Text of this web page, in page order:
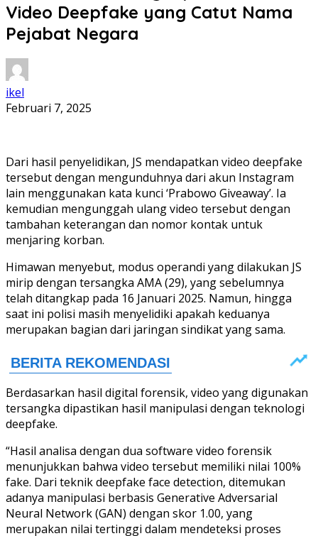
Video Deepfake yang Catut Nama
Pejabat Negara
ikel
Februari 7, 2025
Dari hasil penyelidikan, JS mendapatkan video deepfake
tersebut dengan mengunduhnya dari akun Instagram
lain menggunakan kata kunci ‘Prabowo Giveaway’. Ia
kemudian mengunggah ulang video tersebut dengan
tambahan keterangan dan nomor kontak untuk
menjaring korban.
Himawan menyebut, modus operandi yang dilakukan JS
mirip dengan tersangka AMA (29), yang sebelumnya
telah ditangkap pada 16 Januari 2025. Namun, hingga
saat ini polisi masih menyelidiki apakah keduanya
merupakan bagian dari jaringan sindikat yang sama.
Berdasarkan hasil digital forensik, video yang digunakan
tersangka dipastikan hasil manipulasi dengan teknologi
deepfake.
“Hasil analisa dengan dua software video forensik
menunjukkan bahwa video tersebut memiliki nilai 100%
fake. Dari teknik deepfake face detection, ditemukan
adanya manipulasi berbasis Generative Adversarial
Neural Network (GAN) dengan skor 1.00, yang
merupakan nilai tertinggi dalam mendeteksi proses